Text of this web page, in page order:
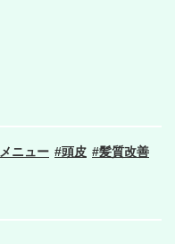
メニュー 頭皮 髪質改善